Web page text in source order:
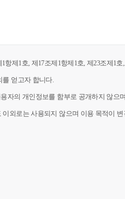
제1호, 제17조제1항제1호, 제23조제1
를 얻고자 합니다.
자의 개인정보를 함부로 공개하지 않으
외로는 사용되지 않으며 이용 목적이